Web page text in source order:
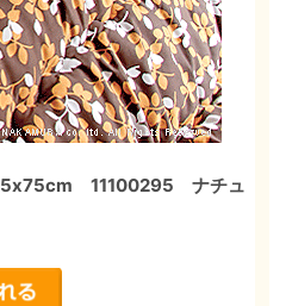
11100295 ナチュ